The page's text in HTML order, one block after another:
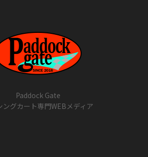
Paddock Gate
ングカート専門WEBメディア